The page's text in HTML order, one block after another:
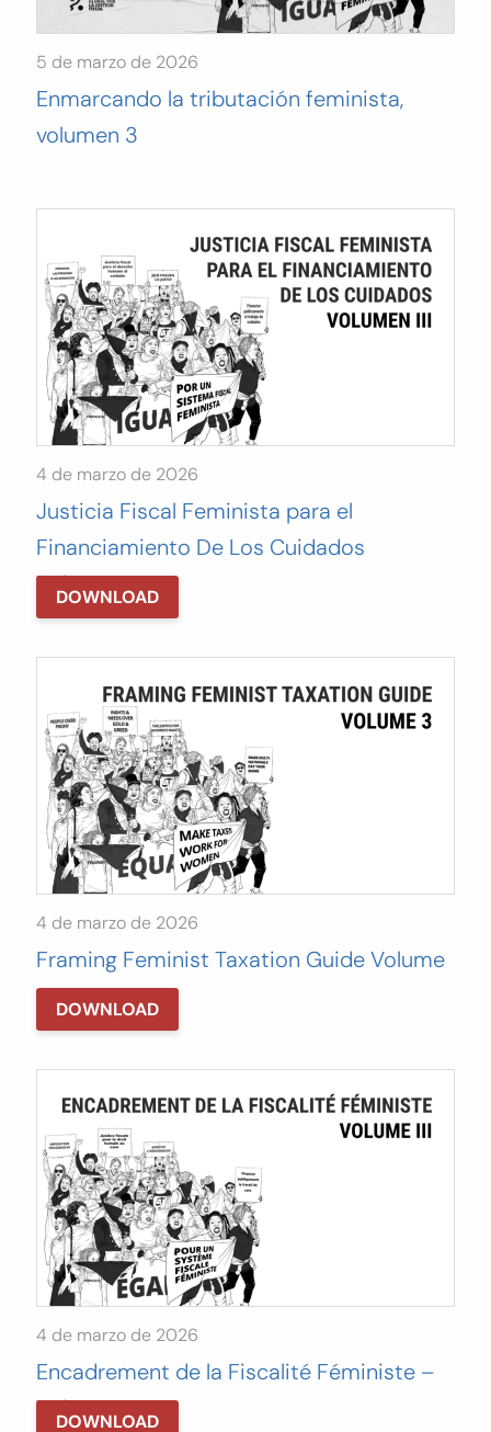
5 de marzo de 2026
Enmarcando la tributación feminista,
volumen 3
4 de marzo de 2026
Justicia Fiscal Feminista para el
Financiamiento De Los Cuidados
Volumen III
DOWNLOAD
4 de marzo de 2026
Framing Feminist Taxation Guide Volume
3 DOWNLOAD
4 de marzo de 2026
Encadrement de la Fiscalité Féministe –
Volume III
DOWNLOAD